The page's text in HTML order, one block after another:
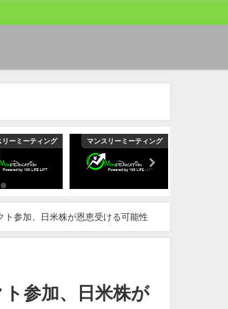
リーミーティング マンスリーミーティング
ト参加、日米株が恩恵受ける可能性
参加、日米株が